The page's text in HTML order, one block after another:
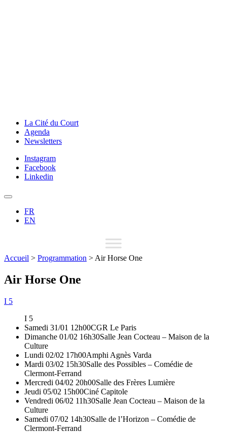
La Cité du Court
Agenda
Newsletters
Instagram
Facebook
Linkedin
FR
EN
Accueil > Programmation > Air Horse One
Air Horse One
I 5
I 5
Samedi 31/01 12h00CGR Le Paris
Dimanche 01/02 16h30Salle Jean Cocteau – Maison de la
Culture
Lundi 02/02 17h00Amphi Agnès Varda
Mardi 03/02 15h30Salle des Possibles – Comédie de
Clermont-Ferrand
Mercredi 04/02 20h00Salle des Frères Lumière
Jeudi 05/02 15h00Ciné Capitole
Vendredi 06/02 11h30Salle Jean Cocteau – Maison de la
Culture
Samedi 07/02 14h30Salle de l’Horizon – Comédie de
Clermont-Ferrand